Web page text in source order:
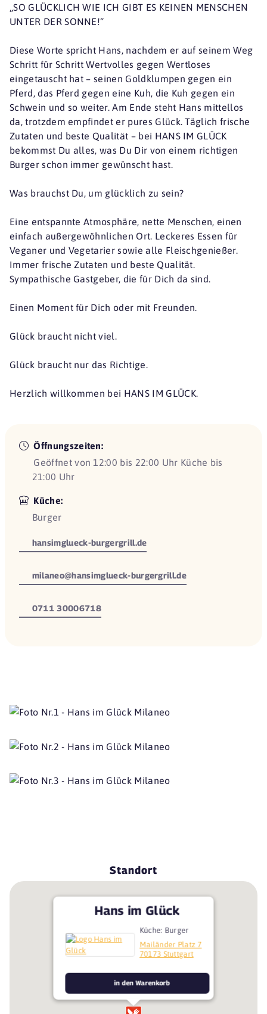
„SO GLÜCKLICH WIE ICH GIBT ES KEINEN MENSCHEN
UNTER DER SONNE!“
Diese Worte spricht Hans, nachdem er auf seinem Weg
Schritt für Schritt Wertvolles gegen Wertloses
eingetauscht hat – seinen Goldklumpen gegen ein
Pferd, das Pferd gegen eine Kuh, die Kuh gegen ein
Schwein und so weiter. Am Ende steht Hans mittellos
da, trotzdem empfindet er pures Glück. Täglich frische
Zutaten und beste Qualität – bei HANS IM GLÜCK
bekommst Du alles, was Du Dir von einem richtigen
Burger schon immer gewünscht hast.
Was brauchst Du, um glücklich zu sein?
Eine entspannte Atmosphäre, nette Menschen, einen
einfach außergewöhnlichen Ort. Leckeres Essen für
Veganer und Vegetarier sowie alle Fleischgenießer.
Immer frische Zutaten und beste Qualität.
Sympathische Gastgeber, die für Dich da sind.
Einen Moment für Dich oder mit Freunden.
Glück braucht nicht viel.
Glück braucht nur das Richtige.
Herzlich willkommen bei HANS IM GLÜCK.
Öffnungszeiten:
Geöffnet von 12:00 bis 22:00 Uhr Küche bis
21:00 Uhr
Küche:
Burger
hansimglueck-burgergrill.de
milaneo@hansimglueck-burgergrill.de
0711 30006718
Standort
Hans im Glück
Küche: Burger
Mailänder Platz 7
70173 Stuttgart
in den Warenkorb